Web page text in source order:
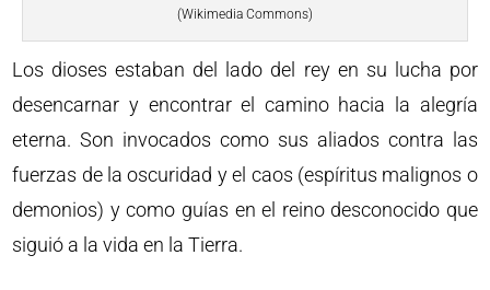
(Wikimedia Commons)
Los dioses estaban del lado del rey en su lucha por
desencarnar y encontrar el camino hacia la alegría
eterna. Son invocados como sus aliados contra las
fuerzas de la oscuridad y el caos (espíritus malignos o
demonios) y como guías en el reino desconocido que
siguió a la vida en la Tierra.